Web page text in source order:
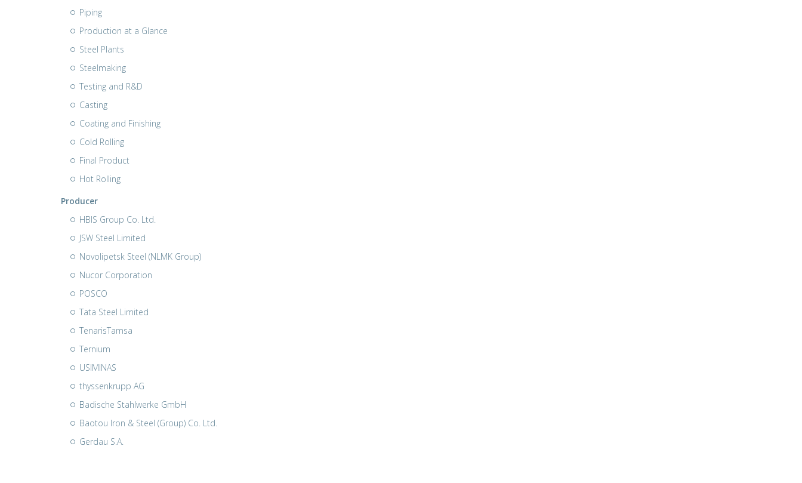
Piping
Production at a Glance
Steel Plants
Steelmaking
Testing and R&D
Casting
Coating and Finishing
Cold Rolling
Final Product
Hot Rolling
Producer
HBIS Group Co. Ltd.
JSW Steel Limited
Novolipetsk Steel (NLMK Group)
Nucor Corporation
POSCO
Tata Steel Limited
TenarisTamsa
Ternium
USIMINAS
thyssenkrupp AG
Badische Stahlwerke GmbH
Baotou Iron & Steel (Group) Co. Ltd.
Gerdau S.A.